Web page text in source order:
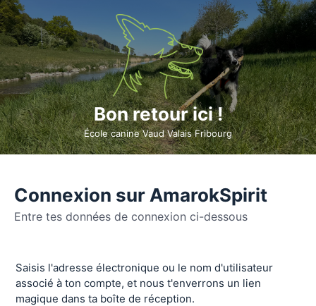
Connexion sur AmarokSpirit
Entre tes données de connexion ci-dessous
Se
connecter
Saisis l'adresse électronique ou le nom d'utilisateur
associé à ton compte, et nous t'enverrons un lien
magique dans ta boîte de réception.
Bon retour ici !
École canine Vaud Valais Fribourg